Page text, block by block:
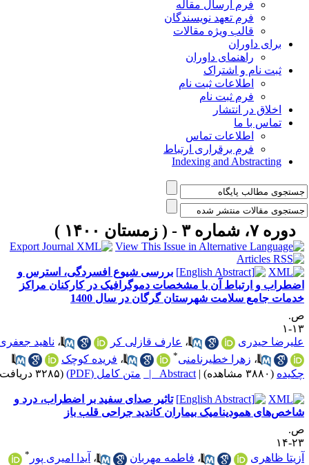
فرم ارسال مقاله
فرم تعهد نویسندگان
قالب ویژه مقالات
برای داوران
راهنمای داوران
ثبت نام و اشتراک
اطلاعات ثبت نام
فرم ثبت نام
اخلاق در انتشار
تماس با ما
اطلاعات تماس
فرم برقراری ارتباط
Indexing and Abstracting
دوره ۷، شماره ۳ - ( زمستان ۱۴۰۰ )
بررسی شیوع افسردگی، استرس و
و ارتباط آن با مشخصات دموگرافیک در کارکنان مراکز
جامع سلامت شهرستان گرگان در سال 1400
۱
حیدری
،عارف قازلی کر ،ناهید جعفری
،زهرا خطیرنامنی ،فریده کوچک
(۳۸۸۰ مشاهده) |
Abstract | متن کامل (PDF) (۳۲۸۵ دریافت)
تاثیر صدای سفید بر اضطراب، درد و
همودینامیک بیماران کاندید جراحی قلب باز
۱۴
ظاهری
،فاطمه مهربان ،آیدا امیری پور